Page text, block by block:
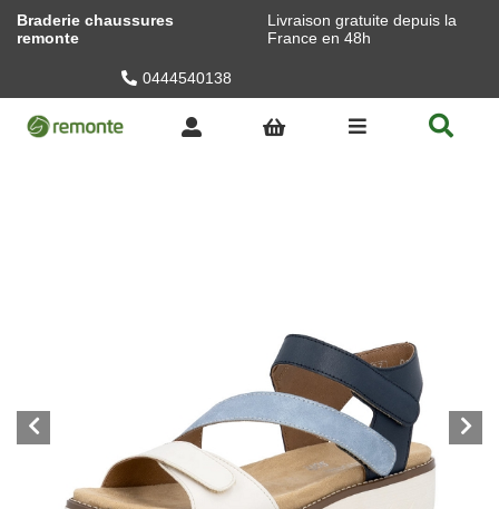
Braderie chaussures
remonte
Livraison gratuite depuis la
France en 48h
0444540138